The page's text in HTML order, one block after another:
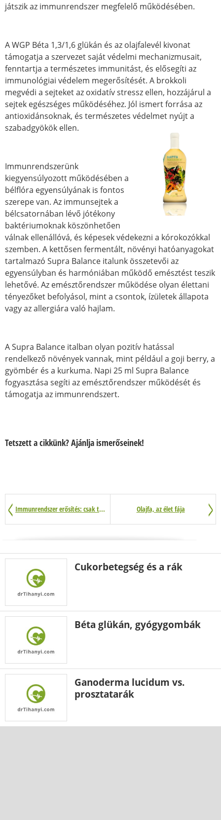
játszik az immunrendszer megfelelő működésében.
A WGP Béta 1,3/1,6 glükán és az olajfalevél kivonat
támogatja a szervezet saját védelmi mechanizmusait,
fenntartja a természetes immunitást, és elősegíti az
immunológiai védelem megerősítését. A brokkoli
megvédi a sejteket az oxidatív stressz ellen, hozzájárul a
sejtek egészséges működéséhez. Jól ismert forrása az
antioxidánsoknak, és természetes védelmet nyújt a
szabadgyökök ellen.
Immunrendszerünk
kiegyensúlyozott működésében a
bélflóra egyensúlyának is fontos
szerepe van. Az immunsejtek a
bélcsatornában lévő jótékony
baktériumoknak köszönhetően
válnak ellenállóvá, és képesek védekezni a kórokozókkal
szemben. A kettősen fermentált, növényi hatóanyagokat
tartalmazó Supra Balance italunk összetevői az
egyensúlyban és harmóniában működő emésztést teszik
lehetővé. Az emésztőrendszer működése olyan élettani
tényezőket befolyásol, mint a csontok, ízületek állapota
vagy az allergiára való hajlam.
A Supra Balance italban olyan pozitív hatással
rendelkező növények vannak, mint például a goji berry, a
gyömbér és a kurkuma. Napi 25 ml Supra Balance
fogyasztása segíti az emésztőrendszer működését és
támogatja az immunrendszert.
Tetszett a cikkünk? Ajánlja ismerőseinek!
Immunrendszer erősítés: csak természetesen Olajfa, az élet fája
Cukorbetegség és a rák
Béta glükán, gyógygombák
Ganoderma lucidum vs.
prosztatarák